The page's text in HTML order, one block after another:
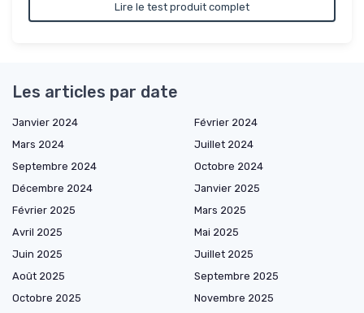
Lire le test produit complet
Les articles par date
Janvier 2024
Février 2024
Mars 2024
Juillet 2024
Septembre 2024
Octobre 2024
Décembre 2024
Janvier 2025
Février 2025
Mars 2025
Avril 2025
Mai 2025
Juin 2025
Juillet 2025
Août 2025
Septembre 2025
Octobre 2025
Novembre 2025